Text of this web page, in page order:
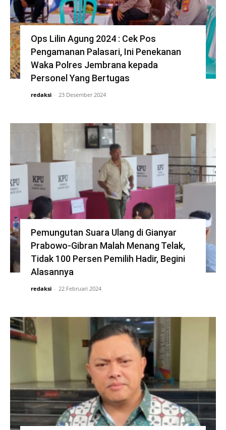
Ops Lilin Agung 2024 : Cek Pos
Pengamanan Palasari, Ini Penekanan
Waka Polres Jembrana kepada
Personel Yang Bertugas
redaksi - 23 Desember 2024
Pemungutan Suara Ulang di Gianyar
Prabowo-Gibran Malah Menang Telak,
Tidak 100 Persen Pemilih Hadir, Begini
Alasannya
redaksi - 22 Februari 2024